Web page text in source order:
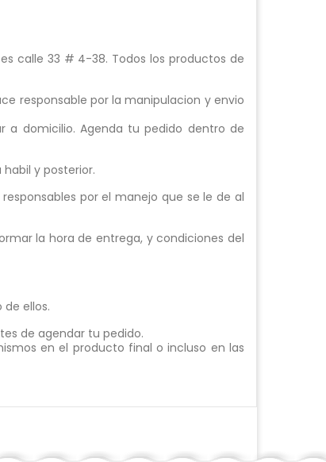
calle 33 # 4-38. Todos los productos de
responsable por la manipulacion y envio
a domicilio. Agenda tu pedido dentro de
y posterior.
por el manejo que se le de al
la hora de entrega, y condiciones del
ellos.
de agendar tu pedido.
en el producto final o incluso en las